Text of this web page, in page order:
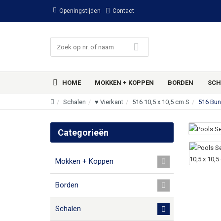
Openingstijden Contact
HOME MOKKEN + KOPPEN BORDEN
Schalen ♥ Vierkant 516 10,5 x 10,5 cm S 516
Categorieën
Mokken + Koppen
Borden
Schalen